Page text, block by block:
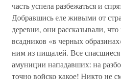
часть успела разбежаться и
Добравшись еле живыми от
деревни, они рассказывали,
всадников «в черных
ним из пищалей. Все
амуниции нападавших: на
точно войско какое! Никто не